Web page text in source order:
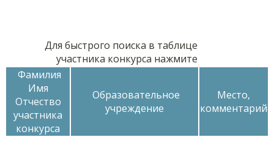
Для быстрого поиска в таблице
участника конкурса нажмите
Фамилия
Имя
Отчество
участника
конкурса
Образовательное
учреждение
Место,
комментарий